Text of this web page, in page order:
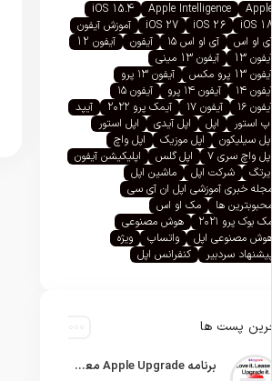
Apple
Apple Intelligence
iOS 15.4
iOS 18
iOS 26
iOS 27
آموزش آیفون
آی او اس
آی او اس ۱۵ آیفون
آیفون 12
آیفون 13
آیفون 13 مینی
آیفون 13 پرو مکس
آیفون ۱۳ پرو
آیفون ۱۴
آیفون ۱۴ پرو
آیفون ۱۵
آیفون ۱۶
آیفون ۱۷ آیمک پرو ۲۰۲۲
آیپد
اپ استور
اپل اپل آیدی
اپل استور
اپل سیلیکون
اپل موزیک
اپل واچ
اپل واچ سری ۷
اپل گلس
اپلیکیشن آیفون
ایرتگ
شرکت اپل
ماشین اپل
مجله خبری آموزشی اپل ان آی سی
محبوبترین ها
مک او اس
مک بوک پرو ۲۰۲۱
هوش مصنوعی
هوش مصنوعی اپل
واتساپ
ویژه
پیشنهاد سردبیر
کنفرانس اپل
آخرین پست ها
برنامه Apple Upgrade معرفی شد؛ شرایط اپل برای اجاره آیفون، آیپد، مک و اپل واچ